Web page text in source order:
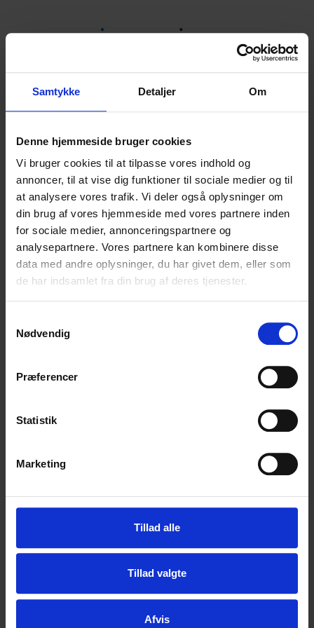
Samtykke Detaljer Om
Denne hjemmeside bruger cookies
Vi bruger cookies til at tilpasse vores indhold og
annoncer, til at vise dig funktioner til sociale medier og til
at analysere vores trafik. Vi deler også oplysninger om
din brug af vores hjemmeside med vores partnere inden
for sociale medier, annonceringspartnere og
analysepartnere. Vores partnere kan kombinere disse
data med andre oplysninger, du har givet dem, eller som
de har indsamlet fra din brug af deres tjenester.
Nødvendig
Præferencer
Statistik
Marketing
Tillad alle
Tillad valgte
Afvis
Velkommen til
For at tilmelde dig skal du have en profil. Opret profil
Har du allerede en profil?
E-mail